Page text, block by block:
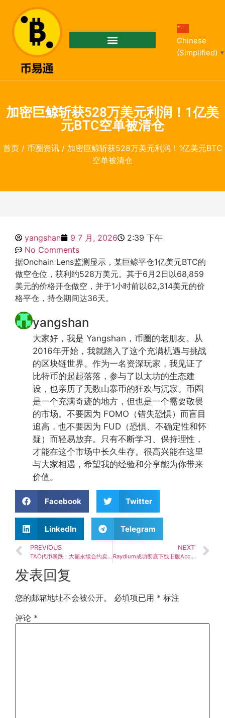
Chinese
(Simplified)
▼
加密巨鲸斩获528万美元利润！1亿美
元BTC空单被清仓
首页/ 币圈资讯/ 加密巨鲸斩获528万美元利润！1亿美元BTC
空单被清仓
yangshan 9 7 月, 2026
2:39 下午
No Comments
据Onchain Lens监测显示，某巨鲸平仓1亿美元BTC的
做空仓位，获利约528万美元。其于6月2日以68,859
美元的价格开仓做空，并于1小时前以62,314美元的价
格平仓，持仓期间达36天。
yangshan
大家好，我是 Yangshan，币圈的老朋友。从
2016年开始，我就踏入了这个充满机遇与挑战
的区块链世界。作为一名资深玩家，我见证了
比特币的起起落落，参与了以太坊的生态建
设，也亲历了无数山寨币的狂欢与沉寂。币圈
是一个充满奇迹的地方，但也是一个需要敬畏
的市场。不要因为 FOMO（错失恐惧）而盲目
追高，也不要因为 FUD（恐惧、不确定性和怀
疑）而轻易放弃。只有不断学习、保持理性，
才能在这个市场中长久生存。很高兴能在这里
与大家相遇，希望我的经验和分享能为你带来
价值。
Facebook Twitter
LinkedIn Telegram
PREVIOUS
TAC代币暴跌：大额永续合约卖单成因，排除漏洞或内部抛售
NEXT
Raydium成功彻底下线旧版AcceleRaytor IDO计划，全网用户资金安然退回
发表回复
您的邮箱地址不会被公开。 必填项已用 * 标注
评论 *